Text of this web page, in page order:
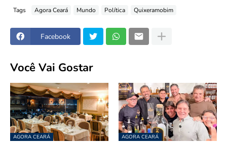
Tags Agora Ceará Mundo Política Quixeramobim
Facebook
Você Vai Gostar
AGORA CEARÁ AGORA CEARÁ